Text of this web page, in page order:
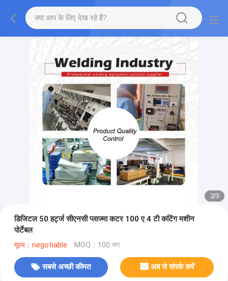
2/3
डिजिटल 50 हर्ट्ज सीएनसी प्लाज्मा कटर 100 ए 4 टी कटिंग मशीन
पोर्टेबल
मूल्य：negotiable MOQ：100 नग
सबसे अच्छी कीमत अब से संपर्क करें